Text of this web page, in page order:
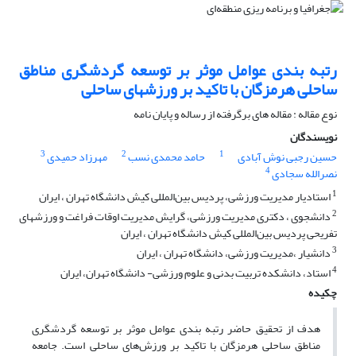
رتبه بندی عوامل موثر بر توسعه گردشگری مناطق
ساحلی هرمزگان با تاکید بر ورزشهای ساحلی
نوع مقاله : مقاله های برگرفته از رساله و پایان نامه
نویسندگان
حسین رجبی نوش آبادی
1 حامد محمدی نسب2 مهرزاد حمیدی3
نصرالله سجادی4
1استادیار مدیریت ورزشی، پردیس بین‌المللی کیش دانشگاه تهران ، ایران
2دانشجوی ، دکتری مدیریت ورزشی، گرایش مدیریت اوقات فراغت و ورزشهای
تفریحی پردیس بین‌المللی کیش دانشگاه تهران ، ایران
3دانشیار ،مدیریت ورزشی، دانشگاه تهران ، ایران
4استاد، دانشکده تربیت بدنی و علوم ورزشی- دانشگاه تهران، ایران
چکیده
هدف از تحقیق حاضر رتبه بندی عوامل موثر بر توسعه گردشگری
مناطق ساحلی هرمزگان با تاکید بر ورزش‌های ساحلی است. جامعه